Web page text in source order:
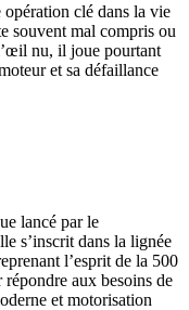
clé dans la vie
souvent mal compris ou
nu, il joue pourtant
et sa défaillance
lancé par le
s’inscrit dans la lignée
l’esprit de la 500
aux besoins de
et motorisation